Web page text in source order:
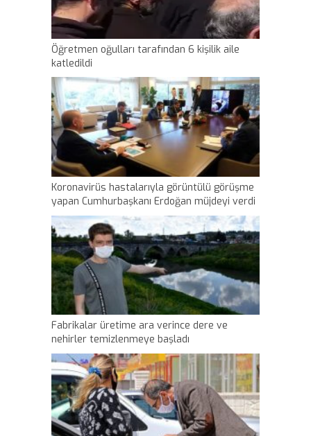
Öğretmen oğulları tarafından 6 kişilik aile
katledildi
Koronavirüs hastalarıyla görüntülü görüşme
yapan Cumhurbaşkanı Erdoğan müjdeyi verdi
Fabrikalar üretime ara verince dere ve
nehirler temizlenmeye başladı